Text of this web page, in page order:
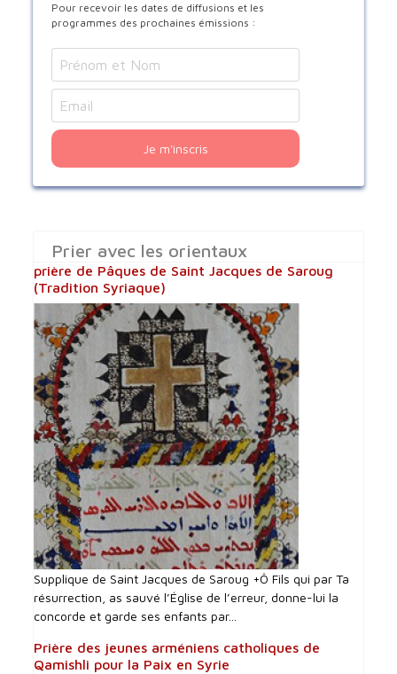
Pour recevoir les dates de diffusions et les
programmes des prochaines émissions :
Je m'inscris
Prier avec les orientaux
prière de Pâques de Saint Jacques de Saroug
(Tradition Syriaque)
Supplique de Saint Jacques de Saroug +Ô Fils qui par Ta
résurrection, as sauvé l’Église de l’erreur, donne-lui la
concorde et garde ses enfants par...
Prière des jeunes arméniens catholiques de
Qamishli pour la Paix en Syrie